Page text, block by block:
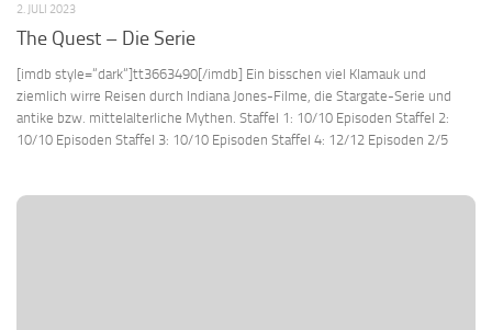
2. JULI 2023
The Quest – Die Serie
[imdb style=“dark“]tt3663490[/imdb] Ein bisschen viel Klamauk und
ziemlich wirre Reisen durch Indiana Jones-Filme, die Stargate-Serie und
antike bzw. mittelalterliche Mythen. Staffel 1: 10/10 Episoden Staffel 2:
10/10 Episoden Staffel 3: 10/10 Episoden Staffel 4: 12/12 Episoden 2/5